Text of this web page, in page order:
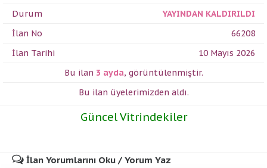
Durum
YAYINDAN KALDIRILDI
İlan No
66208
İlan Tarihi
10 Mayıs 2026
Bu ilan 3 ayda, görüntülenmiştir.
Bu ilan üyelerimizden aldı.
Güncel Vitrindekiler
İlan Yorumlarını Oku / Yorum Yaz